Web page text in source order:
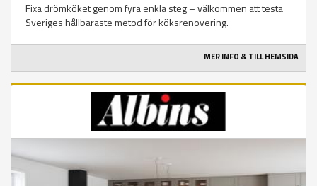
Fixa drömköket genom fyra enkla steg – välkommen att testa
Sveriges hållbaraste metod för köksrenovering.
MER INFO & TILL HEMSIDA